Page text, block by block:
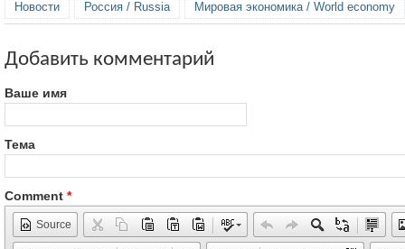
Новости Россия / Russia Мировая экономика / World economy
Добавить комментарий
Ваше имя
Тема
Comment *
Source